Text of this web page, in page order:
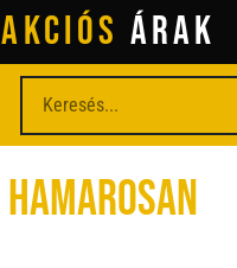
AKCIÓS ÁRAK
Hamarosan